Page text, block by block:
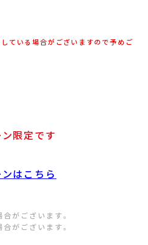
ている場合がございますので予めご
限定です
はこちら
がございます。
がございます。